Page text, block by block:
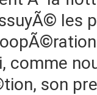
les
comme
son